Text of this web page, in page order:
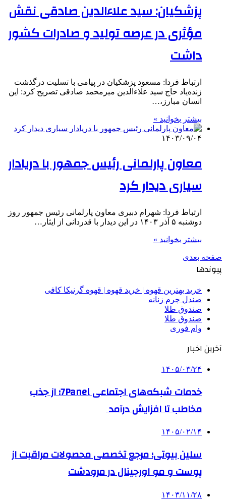
پزشکیان: سید علاءالدین صادقی نقش‌
مؤثری در عرصه تولید و صادرات کشور
داشت
ارتباط فردا: مسعود پزشکیان در پیامی با تسلیت درگذشت
زنده‌یاد حاج سید علاءالدین میرمحمد صادقی تصریح کرد: این
انسان مبارز،…
بیشتر بخوانید »
۱۴۰۳/۰۹/۰۴
معاون پارلمانی رئیس جمهور با دریادار
سیاری دیدار کرد
ارتباط فردا: شهرام دبیری معاون پارلمانی رئیس جمهور روز
دوشنبه ۵ آذر ۱۴۰۳ در این دیدار با قدردانی از ایثار…
بیشتر بخوانید »
صفحه بعدی
پیوندها
خرید بهترین قهوه | خرید قهوه | قهوه گرنیکا کافی
صندل چرم زنانه
صندوق طلا
صندوق طلا
وام فوری
آخرین اخبار
۱۴۰۵/۰۳/۲۴
خدمات شبکه‌های اجتماعی 7Panel؛ از جذب
مخاطب تا افزایش درآمد
۱۴۰۵/۰۲/۱۴
سلین بیوتی؛ مرجع تخصصی محصولات مراقبت از
پوست و مو اورجینال در مرودشت
۱۴۰۳/۱۱/۲۸